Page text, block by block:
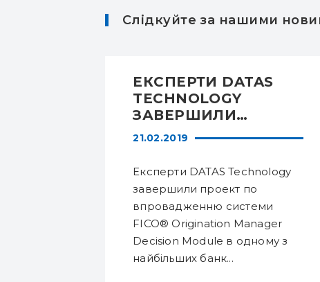
Слідкуйте за нашими
21.02.2019
ЕКСПЕРТИ DATAS
TECHNOLOGY
ЗАВЕРШИЛИ
ПРОЕКТ З
СИСТЕМИ FICO®
ORIGINATION
MANAGER DECISION
MODULE В ОДНОМУ
З НАЙБІЛЬШИХ
БАНКІВ КРАЇНИ АТ
“ОЩАДБАНК”
Експерти DATAS Technology
завершили проект по
впровадженню системи
FICO® Origination Manager
Decision Module в одному з
найбільших банк...